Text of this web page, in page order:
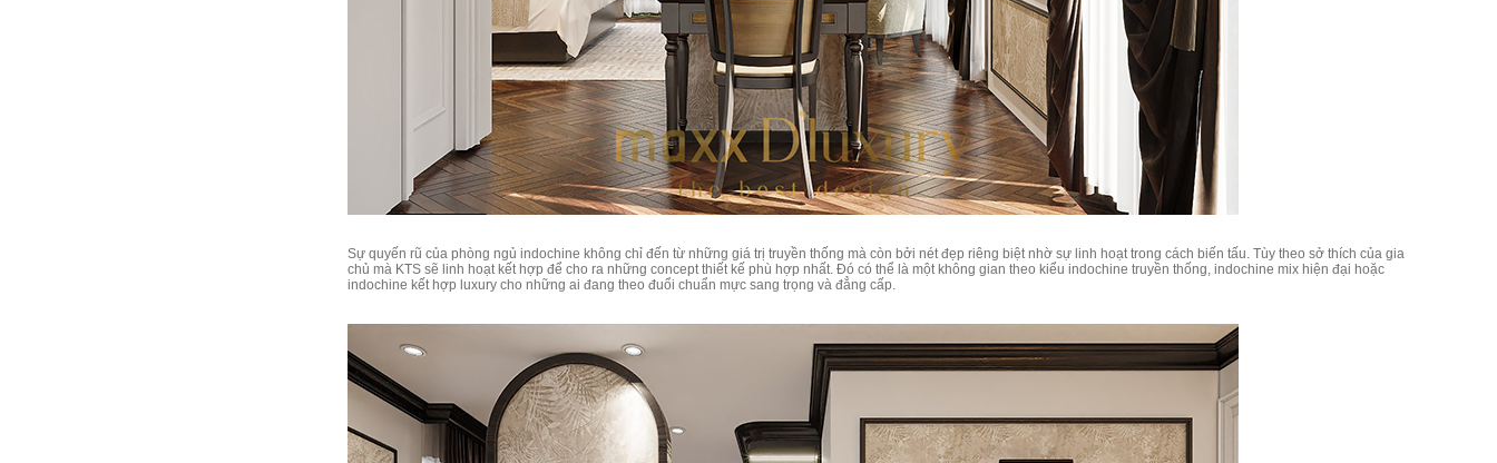
Sự quyến rũ của phòng ngủ indochine không chỉ đến từ những giá trị truyền thống mà còn bởi nét đẹp riêng biệt nhờ sự linh hoạt trong cách biến tấu. Tùy theo sở thích của gia
chủ mà KTS sẽ linh hoạt kết hợp để cho ra những concept thiết kế phù hợp nhất. Đó có thể là một không gian theo kiểu indochine truyền thống, indochine mix hiện đại hoặc
indochine kết hợp luxury cho những ai đang theo đuổi chuẩn mực sang trọng và đẳng cấp.